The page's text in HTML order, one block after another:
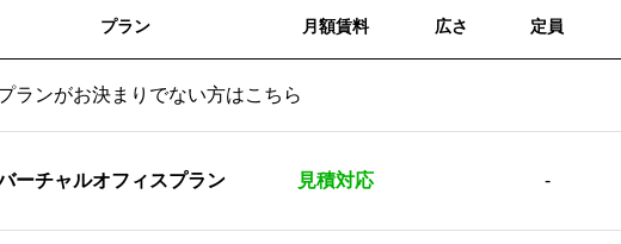
プラン 月額賃料 広さ 定員
ランがお決まりでない方はこちら
ーチャルオフィスプラン 見積対応 -